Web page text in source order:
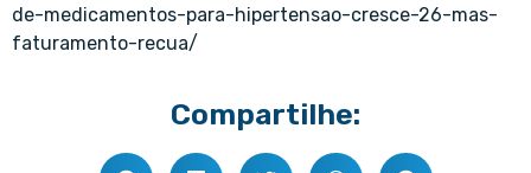
de-medicamentos-para-hipertensao-cresce-26-mas-
faturamento-recua/
Compartilhe: